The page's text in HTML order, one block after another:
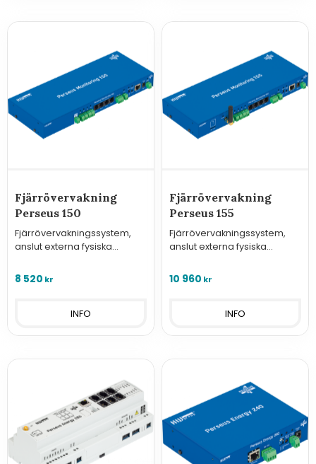
Fjärrövervakning
Perseus 150
Fjärrövervakningssystem,
anslut externa fysiska
sensor-kabel.
8 520 kr
INFO
Fjärrövervakning
Perseus 155
Fjärrövervakningssystem,
anslut externa fysiska
sensor-kabel.
10 960 kr
INFO